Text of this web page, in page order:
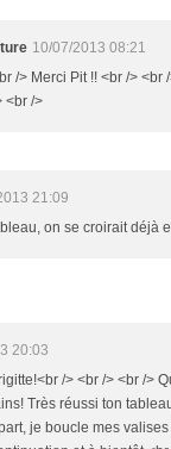
10/07/2013 08:21
/> Merci Pit !! <br /> <br
<br />
21:09
on se croirait déjà
20:03
/> <br /> <br />
Très réussi ton
je boucle mes